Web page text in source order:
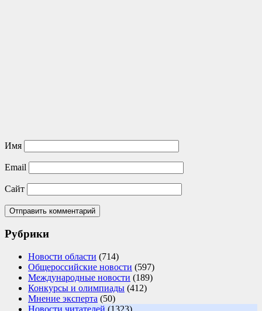
Имя
Email
Сайт
Рубрики
Новости области (714)
Общероссийские новости (597)
Международные новости (189)
Конкурсы и олимпиады (412)
Мнение эксперта (50)